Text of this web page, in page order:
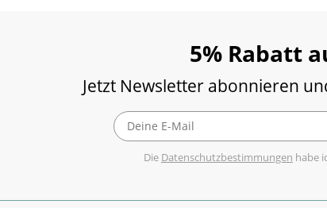
5% Rabatt
Jetzt Newsletter abonnieren
Die Datenschutzbestimmungen habe